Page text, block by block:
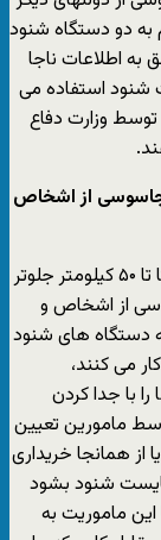
به دو دستگاه شنود
به اطلاعات ناجا
شنود استفاده می
وزارت دفاع
از اشخاص
این دستگاه ها فقط می توانند داخل کشور و نهایتا تا ۵۰ کیلومتر جلوتر
از اشخاص و
دستگاه های شنود
می کنند،
با جدا کردن
مامورین تعیین
همانجا خریداری
شنود بشود
این ماموریت به